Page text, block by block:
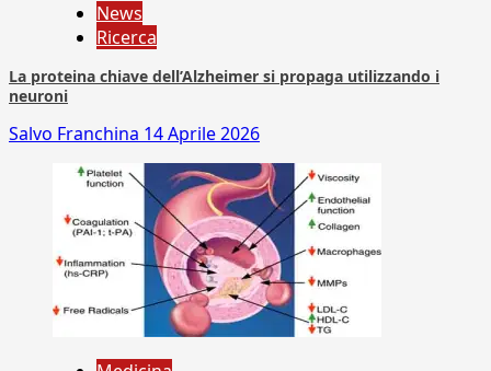
News
Ricerca
La proteina chiave dell’Alzheimer si propaga utilizzando i
neuroni
Salvo Franchina 14 Aprile 2026